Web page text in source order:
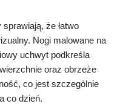
że łatwo
Nogi malowane na
uchwyt podkreśla
oraz obrzeże
co jest szczególnie
co dzień.